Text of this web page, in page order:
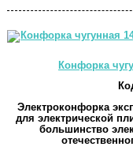
Конфорка
Электроконфорка
для электрической
большинство